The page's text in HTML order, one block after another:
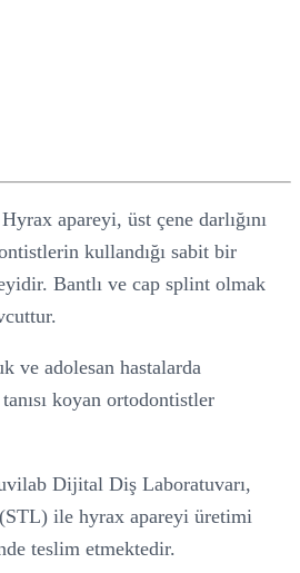
Hyrax apareyi, üst çene darlığını
kullandığı sabit bir
Bantlı ve cap splint olmak
ve adolesan hastalarda
koyan ortodontistler
Dijital Diş Laboratuvarı,
ile hyrax apareyi üretimi
teslim etmektedir.